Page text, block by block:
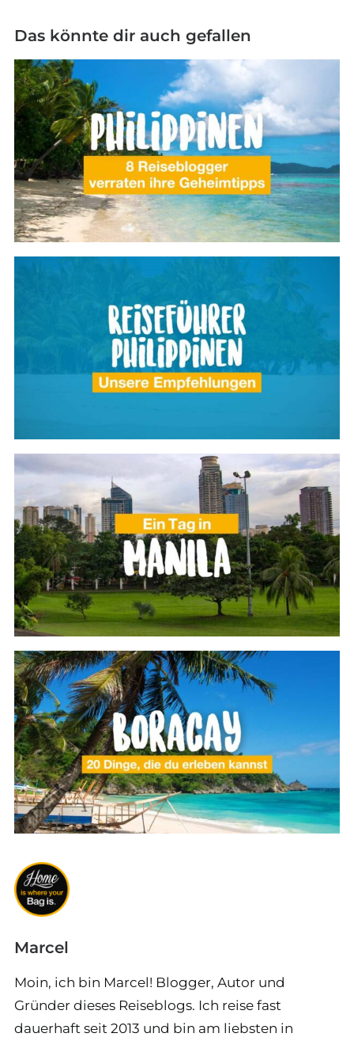
Das könnte dir auch gefallen
Marcel
Moin, ich bin Marcel! Blogger, Autor und
Gründer dieses Reiseblogs. Ich reise fast
dauerhaft seit 2013 und bin am liebsten in